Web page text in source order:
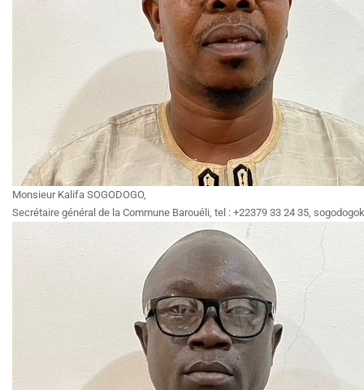
Monsieur Kalifa SOGODOGO,
Secrétaire général de la Commune Barouéli, tel : +22379 33 24 35,